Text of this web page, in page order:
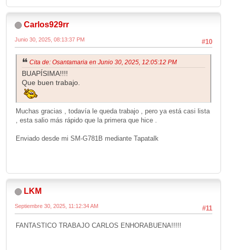
Carlos929rr
#10
Junio 30, 2025, 08:13:37 PM
Cita de: Osantamaria en Junio 30, 2025, 12:05:12 PM
BUAPÍSIMA!!!!
Que buen trabajo.
Muchas gracias , todavía le queda trabajo , pero ya está casi lista
, esta salio más rápido que la primera que hice .
Enviado desde mi SM-G781B mediante Tapatalk
LKM
#11
Septiembre 30, 2025, 11:12:34 AM
FANTASTICO TRABAJO CARLOS ENHORABUENA!!!!!